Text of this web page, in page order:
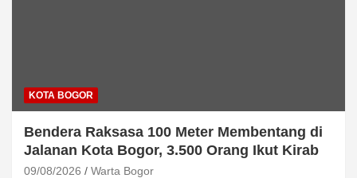
KOTA BOGOR
Bendera Raksasa 100 Meter Membentang di
Jalanan Kota Bogor, 3.500 Orang Ikut Kirab
09/08/2026 Warta Bogor